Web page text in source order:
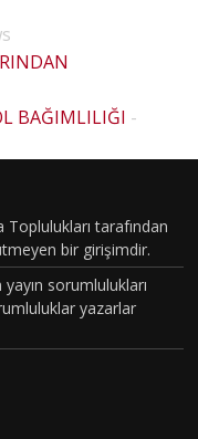
BAĞIMLILIĞI -
tarafından
bir girişimdir.
sorumlulukları
yazarlar